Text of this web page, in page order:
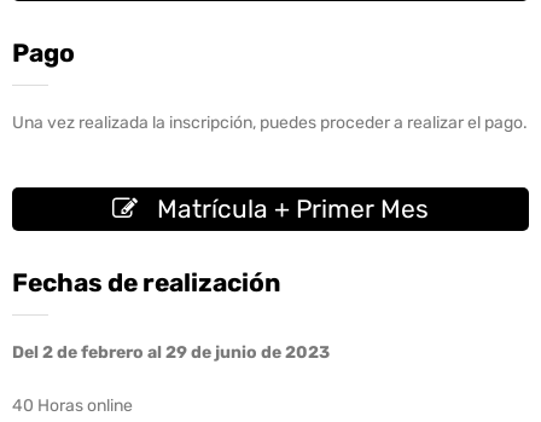
Pago
Una vez realizada la inscripción, puedes proceder a realizar el pago.
Matrícula + Primer Mes
Fechas de realización
Del 2 de febrero al 29 de junio de 2023
40 Horas online